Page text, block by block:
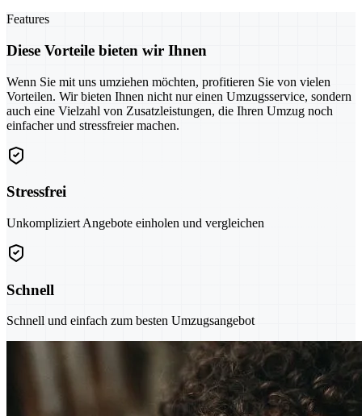
Features
Diese Vorteile bieten wir Ihnen
Wenn Sie mit uns umziehen möchten, profitieren Sie von vielen
Vorteilen. Wir bieten Ihnen nicht nur einen Umzugsservice, sondern
auch eine Vielzahl von Zusatzleistungen, die Ihren Umzug noch
einfacher und stressfreier machen.
Stressfrei
Unkompliziert Angebote einholen und vergleichen
Schnell
Schnell und einfach zum besten Umzugsangebot